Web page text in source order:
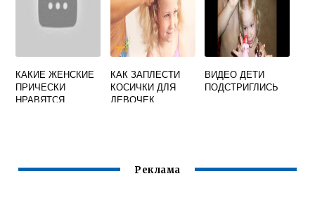
КАКИЕ ЖЕНСКИЕ
ПРИЧЕСКИ
НРАВЯТСЯ
КАК ЗАПЛЕСТИ
КОСИЧКИ ДЛЯ
ДЕВОЧЕК
ВИДЕО ДЕТИ
ПОДСТРИГЛИСЬ
Реклама